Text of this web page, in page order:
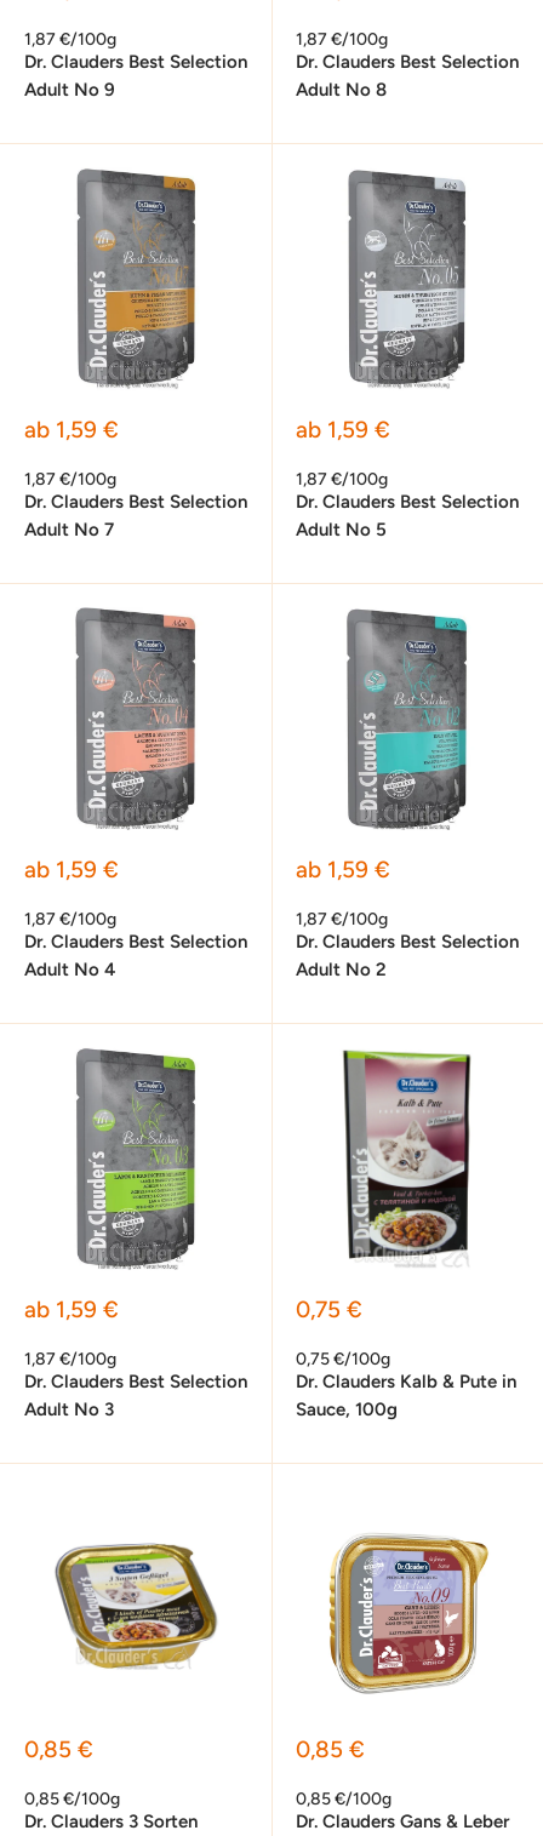
1,87 €/100g
Dr. Clauders Best Selection
Adult No 9
1,87 €/100g
Dr. Clauders Best Selection
Adult No 8
Sonderpreis
ab 1,59 €
1,87 €/100g
Dr. Clauders Best Selection
Adult No 7
Sonderpreis
ab 1,59 €
1,87 €/100g
Dr. Clauders Best Selection
Adult No 5
Sonderpreis
ab 1,59 €
1,87 €/100g
Dr. Clauders Best Selection
Adult No 4
Sonderpreis
ab 1,59 €
1,87 €/100g
Dr. Clauders Best Selection
Adult No 2
Sonderpreis
ab 1,59 €
1,87 €/100g
Dr. Clauders Best Selection
Adult No 3
Sonderpreis
0,75 €
0,75 €/100g
Dr. Clauders Kalb & Pute in
Sauce, 100g
Sonderpreis
0,85 €
0,85 €/100g
Dr. Clauders 3 Sorten
Sonderpreis
0,85 €
0,85 €/100g
Dr. Clauders Gans & Leber